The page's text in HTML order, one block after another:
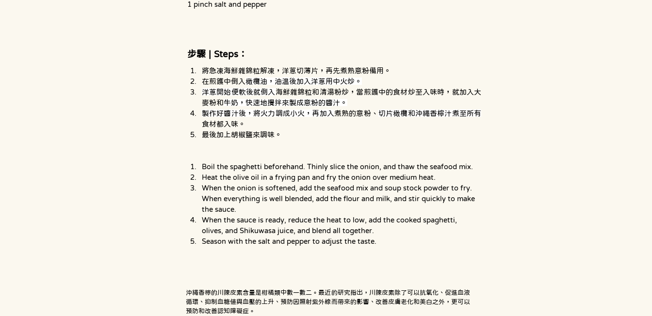
1 pinch salt and pepper
步驟 | Steps：
將急凍海鮮雜錦粒解凍，洋蔥切薄片，再先煮熟意粉備用。
在煎鑊中倒入 橄欖油，油温後加入洋蔥用中火炒。
洋蔥開始便軟後就倒入 海鮮雜錦粒和清湯粉炒，當煎鑊中的食材炒至入味時，就加入大
麥粉和牛奶，快速地攪拌來製成意粉的醬汁。
製作好醬汁後，將火力調成小火，再加入煮熟的意粉、 切片橄欖和沖繩香檸汁煮至所有
食材都入味。
最後加上胡椒鹽來調味。
Boil the spaghetti beforehand. Thinly slice the onion, and thaw the seafood mix.
Heat the olive oil in a frying pan and fry the onion over medium heat.
When the onion is softened, add the seafood mix and soup stock powder to fry.
When everything is well blended, add the flour and milk, and stir quickly to make
the sauce.
When the sauce is ready, reduce the heat to low, add the cooked spaghetti,
olives, and Shikuwasa juice, and blend all together.
Season with the salt and pepper to adjust the taste.
沖繩香檸的川陳皮素含量是柑橘類中數一數二。最近的研究指出，川陳皮素除了可以抗氧化、促進血液
循環、抑制血糖值與血壓的上升、預防因照射紫外線而帶來的影響、改善皮膚老化和美白之外，更可以
預防和改善認知障礙症。